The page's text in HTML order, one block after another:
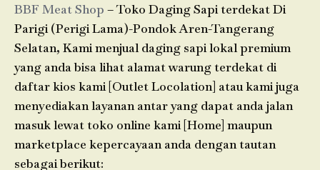
BBF Meat Shop – Toko Daging Sapi terdekat Di
Parigi (Perigi Lama)-Pondok Aren-Tangerang
Selatan, Kami menjual daging sapi lokal premium
yang anda bisa lihat alamat warung terdekat di
daftar kios kami [Outlet Locolation] atau kami juga
menyediakan layanan antar yang dapat anda jalan
masuk lewat toko online kami [Home] maupun
marketplace kepercayaan anda dengan tautan
sebagai berikut: